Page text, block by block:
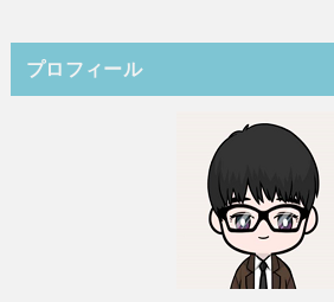
プロフィール